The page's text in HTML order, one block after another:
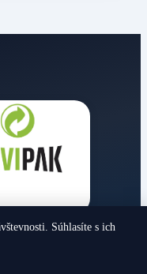
Súhlasíte s ich